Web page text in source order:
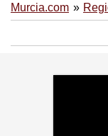
Murcia.com